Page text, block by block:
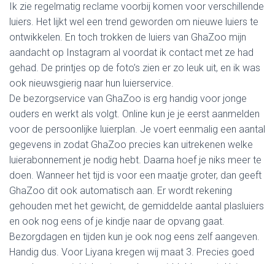
Ik zie regelmatig reclame voorbij komen voor verschillende
luiers. Het lijkt wel een trend geworden om nieuwe luiers te
ontwikkelen. En toch trokken de luiers van GhaZoo mijn
aandacht op Instagram al voordat ik contact met ze had
gehad. De printjes op de foto’s zien er zo leuk uit, en ik was
ook nieuwsgierig naar hun luierservice.
De bezorgservice van GhaZoo is erg handig voor jonge
ouders en werkt als volgt. Online kun je je eerst aanmelden
voor de persoonlijke luierplan. Je voert eenmalig een aantal
gegevens in zodat GhaZoo precies kan uitrekenen welke
luierabonnement je nodig hebt. Daarna hoef je niks meer te
doen. Wanneer het tijd is voor een maatje groter, dan geeft
GhaZoo dit ook automatisch aan. Er wordt rekening
gehouden met het gewicht, de gemiddelde aantal plasluiers
en ook nog eens of je kindje naar de opvang gaat.
Bezorgdagen en tijden kun je ook nog eens zelf aangeven.
Handig dus. Voor Liyana kregen wij maat 3. Precies goed